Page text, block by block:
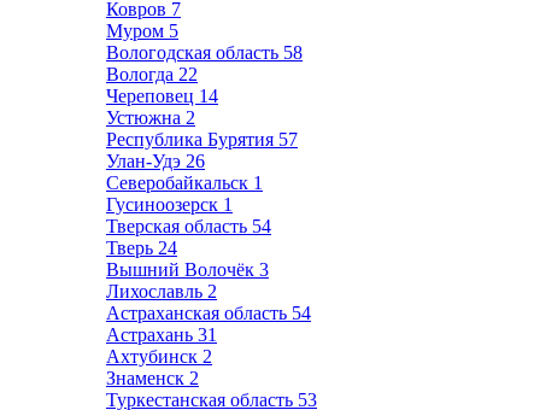
Ковров 7
Муром 5
Вологодская область 58
Вологда 22
Череповец 14
Устюжна 2
Республика Бурятия 57
Улан-Удэ 26
Северобайкальск 1
Гусиноозерск 1
Тверская область 54
Тверь 24
Вышний Волочёк 3
Лихославль 2
Астраханская область 54
Астрахань 31
Ахтубинск 2
Знаменск 2
Туркестанская область 53